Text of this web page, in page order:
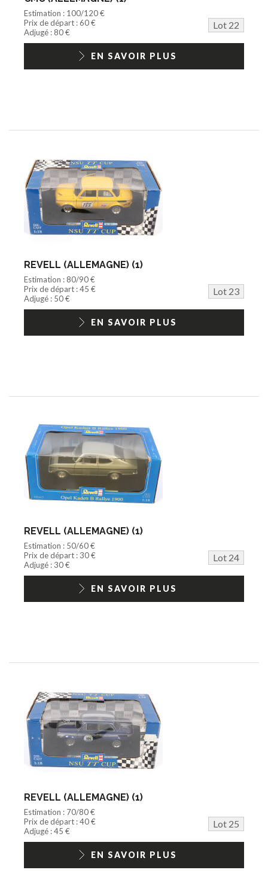
Estimation : 100/120 €
Prix de départ : 60 €
Lot 22
Adjugé : 80 €
EN SAVOIR PLUS
REVELL (ALLEMAGNE) (1)
Estimation : 80/90 €
Prix de départ : 45 €
Lot 23
Adjugé : 50 €
EN SAVOIR PLUS
REVELL (ALLEMAGNE) (1)
Estimation : 50/60 €
Prix de départ : 30 €
Lot 24
Adjugé : 30 €
EN SAVOIR PLUS
REVELL (ALLEMAGNE) (1)
Estimation : 70/80 €
Prix de départ : 40 €
Lot 25
Adjugé : 45 €
EN SAVOIR PLUS